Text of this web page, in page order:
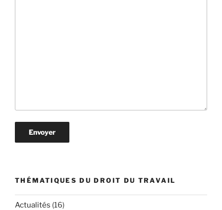
THÉMATIQUES DU DROIT DU TRAVAIL
Actualités (16)